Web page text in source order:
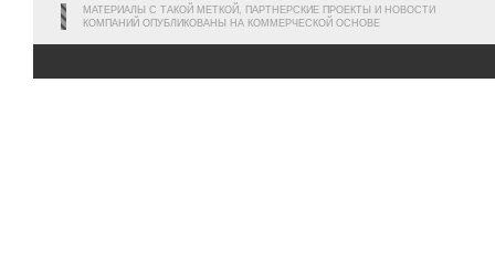
МАТЕРИАЛЫ С ТАКОЙ МЕТКОЙ, ПАРТНЕРСКИЕ ПРОЕКТЫ И НОВОСТИ
КОМПАНИЙ ОПУБЛИКОВАНЫ НА КОММЕРЧЕСКОЙ ОСНОВЕ